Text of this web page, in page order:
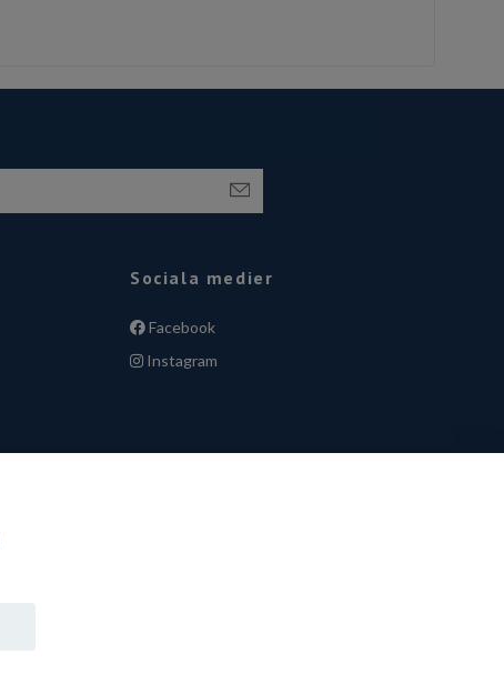
Sociala medier
Facebook
Instagram